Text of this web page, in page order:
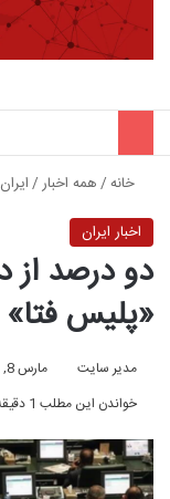
خانه/همه اخبار/ایران
اخبار ایران
دو درصد از
«پلیس
مدیر سایت مارس 8, 2022
خواندن این مطلب 1 دقیقه زمان میبرد